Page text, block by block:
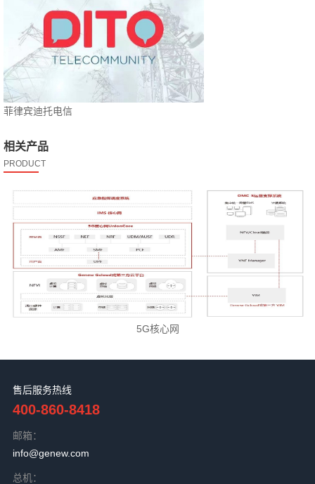
菲律宾迪托电信
相关产品
PRODUCT
5G核心网
售后服务热线
400-860-8418
邮箱：
info@genew.com
总机：